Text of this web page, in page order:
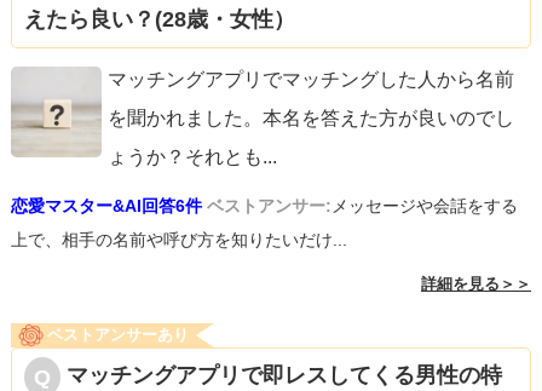
えたら良い？(28歳・女性）
マッチングアプリでマッチングした人から名前
を聞かれました。本名を答えた方が良いのでし
ょうか？それとも...
恋愛マスター&AI回答6件 ベストアンサー:メッセージや会話をする
上で、相手の名前や呼び方を知りたいだけ...
詳細を見る＞＞
ベストアンサーあり
マッチングアプリで即レスしてくる男性の特